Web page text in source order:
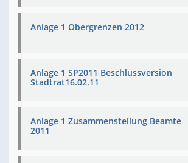
Anlage 1 Obergrenzen 2012
Anlage 1 SP2011 Beschlussversion
Stadtrat16.02.11
Anlage 1 Zusammenstellung Beamte
2011